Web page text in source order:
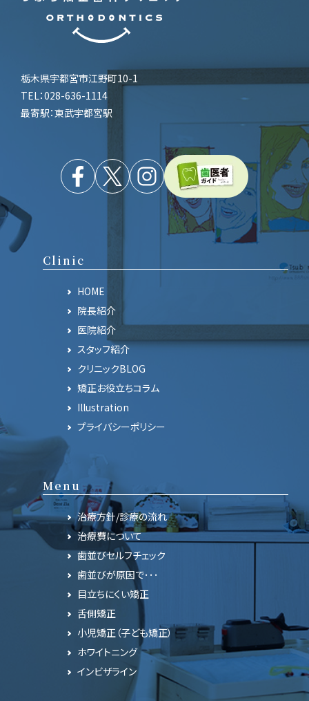
栃木県宇都宮市江野町10-1
TEL：028-636-1114
最寄駅：東武宇都宮駅
Clinic
HOME
院長紹介
医院紹介
スタッフ紹介
クリニックBLOG
矯正お役立ちコラム
Illustration
プライバシーポリシー
Menu
治療方針/診療の流れ
治療費について
歯並びセルフチェック
歯並びが原因で･･･
目立ちにくい矯正
舌側矯正
小児矯正（子ども矯正）
ホワイトニング
インビザライン